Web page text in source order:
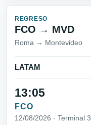
REGRESO
FCO → MVD
Roma → Montevideo
LATAM
13:05
FCO
12/08/2026 · Terminal 3